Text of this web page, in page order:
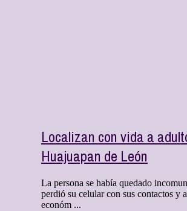
Localizan con vida a
Huajuapan de León
La persona se había quedado
perdió su celular con sus contactos y
económ ...